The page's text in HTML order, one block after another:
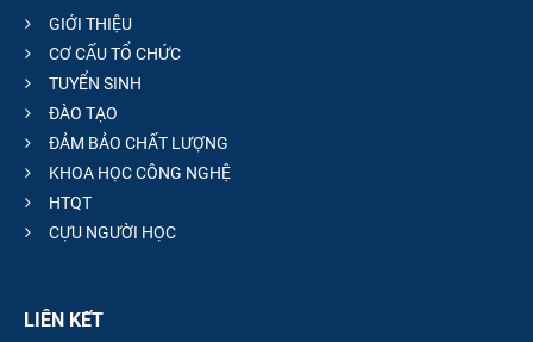
GIỚI THIỆU
CƠ CẤU TỔ CHỨC
TUYỂN SINH
ĐÀO TẠO
ĐẢM BẢO CHẤT LƯỢNG
KHOA HỌC CÔNG NGHỆ
HTQT
CỰU NGƯỜI HỌC
LIÊN KẾT